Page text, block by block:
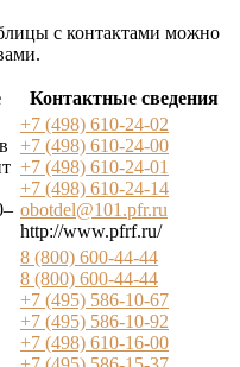
с контактами можно
Контактные сведения
+7 (498) 610-24-02
+7 (498) 610-24-00
+7 (498) 610-24-01
+7 (498) 610-24-14
obotdel@101.pfr.ru
http://www.pfrf.ru/
8 (800) 600-44-44
8 (800) 600-44-44
+7 (495) 586-10-67
+7 (495) 586-10-92
+7 (498) 610-16-00